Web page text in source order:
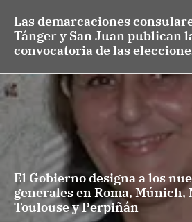
Las demarcaciones
Tánger y San Juan publican
convocatoria de las
El Gobierno designa a los
generales en Roma, Múnich,
Toulouse y Perpiñán